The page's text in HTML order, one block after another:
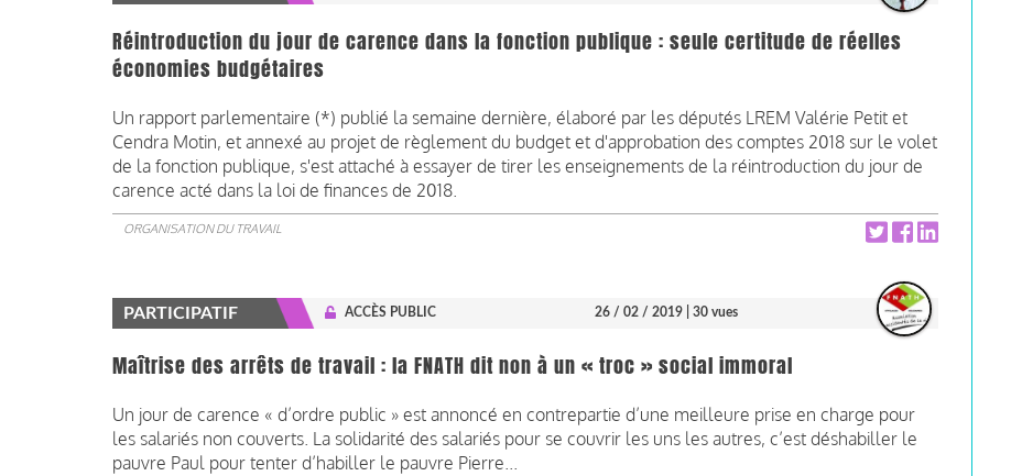
Réintroduction du jour de carence dans la fonction publique : seule certitude de réelles
économies budgétaires
Un rapport parlementaire (*) publié la semaine dernière, élaboré par les députés LREM Valérie Petit et
Cendra Motin, et annexé au projet de règlement du budget et d'approbation des comptes 2018 sur le volet
de la fonction publique, s'est attaché à essayer de tirer les enseignements de la réintroduction du jour de
carence acté dans la loi de finances de 2018.
ORGANISATION DU TRAVAIL
PARTICIPATIF ACCÈS PUBLIC 26 / 02 / 2019 | 30 vues
Maîtrise des arrêts de travail : la FNATH dit non à un « troc » social immoral
Un jour de carence « d’ordre public » est annoncé en contrepartie d’une meilleure prise en charge pour
les salariés non couverts. La solidarité des salariés pour se couvrir les uns les autres, c’est déshabiller le
pauvre Paul pour tenter d’habiller le pauvre Pierre...